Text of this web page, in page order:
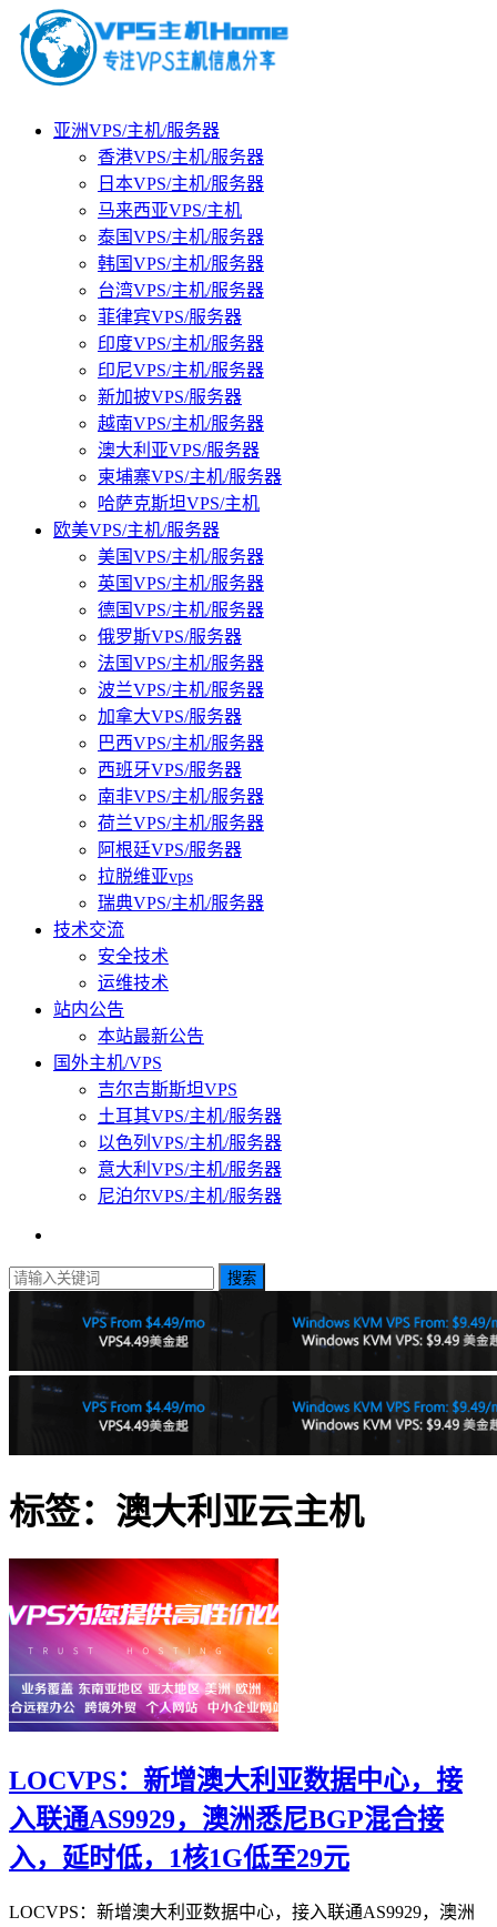
亚洲VPS/主机/服务器
香港VPS/主机/服务器
日本VPS/主机/服务器
马来西亚VPS/主机
泰国VPS/主机/服务器
韩国VPS/主机/服务器
台湾VPS/主机/服务器
菲律宾VPS/服务器
印度VPS/主机/服务器
印尼VPS/主机/服务器
新加披VPS/服务器
越南VPS/主机/服务器
澳大利亚VPS/服务器
柬埔寨VPS/主机/服务器
哈萨克斯坦VPS/主机
欧美VPS/主机/服务器
美国VPS/主机/服务器
英国VPS/主机/服务器
德国VPS/主机/服务器
俄罗斯VPS/服务器
法国VPS/主机/服务器
波兰VPS/主机/服务器
加拿大VPS/服务器
巴西VPS/主机/服务器
西班牙VPS/服务器
南非VPS/主机/服务器
荷兰VPS/主机/服务器
阿根廷VPS/服务器
拉脱维亚vps
瑞典VPS/主机/服务器
技术交流
安全技术
运维技术
站内公告
本站最新公告
国外主机/VPS
吉尔吉斯斯坦VPS
土耳其VPS/主机/服务器
以色列VPS/主机/服务器
意大利VPS/主机/服务器
尼泊尔VPS/主机/服务器
搜索
标签：澳大利亚云主机
LOCVPS：新增澳大利亚数据中心，接
入联通AS9929，澳洲悉尼BGP混合接
入，延时低，1核1G低至29元
LOCVPS：新增澳大利亚数据中心，接入联通AS9929，澳洲